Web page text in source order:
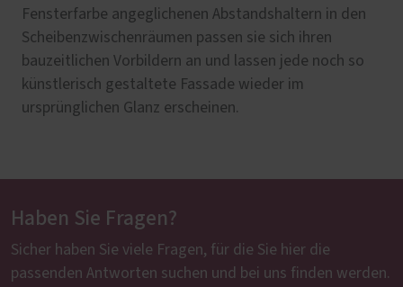
Fensterfarbe angeglichenen Abstandshaltern in den
Scheibenzwischenräumen passen sie sich ihren
bauzeitlichen Vorbildern an und lassen jede noch so
künstlerisch gestaltete Fassade wieder im
ursprünglichen Glanz erscheinen.
Haben Sie Fragen?
Sicher haben Sie viele Fragen, für die Sie hier die
passenden Antworten suchen und bei uns finden werden.